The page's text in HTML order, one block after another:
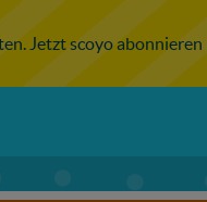
Jetzt scoyo